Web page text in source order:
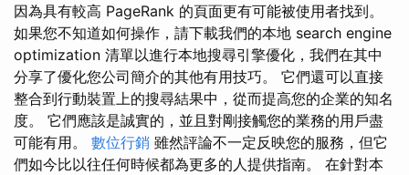
因為具有較高 PageRank 的頁面更有可能被使用者找到。
如果您不知道如何操作，請下載我們的本地 search engine
optimization 清單以進行本地搜尋引擎優化，我們在其中
分享了優化您公司簡介的其他有用技巧。 它們還可以直接
整合到行動裝置上的搜尋結果中，從而提高您的企業的知名
度。 它們應該是誠實的，並且對剛接觸您的業務的用戶盡
可能有用。 數位行銷 雖然評論不一定反映您的服務，但它
們如今比以往任何時候都為更多的人提供指南。 在針對本